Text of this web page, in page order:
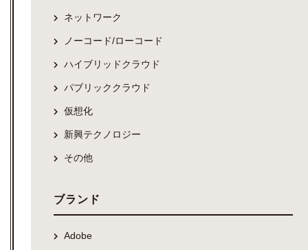
ネットワーク
ノーコード/ローコード
ハイブリッドクラウド
パブリッククラウド
仮想化
新興テクノロジー
その他
ブランド
Adobe